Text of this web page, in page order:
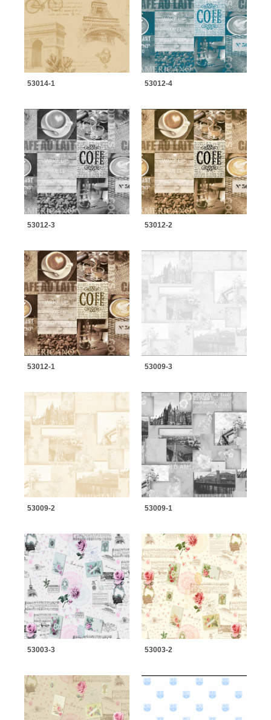
53014-1 53012-4
53012-3 53012-2
53012-1 53009-3
53009-2 53009-1
53003-3 53003-2